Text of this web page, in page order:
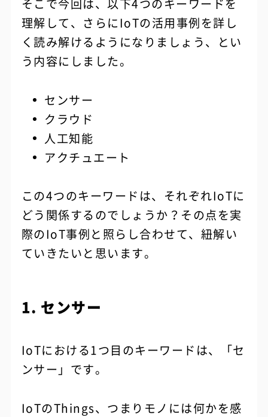
そこで今回は、以下4つのキーワードを
理解して、さらにIoTの活用事例を詳し
く読み解けるようになりましょう、とい
う内容にしました。
センサー
クラウド
人工知能
アクチュエート
この4つのキーワードは、それぞれIoTに
どう関係するのでしょうか？その点を実
際のIoT事例と照らし合わせて、紐解い
ていきたいと思います。
1. センサー
IoTにおける1つ目のキーワードは、「セ
ンサー」です。
IoTのThings、つまりモノには何かを感